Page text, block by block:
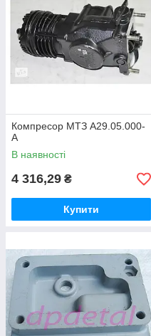
Компресор МТЗ А29.05.000-
А
В наявності
4 316,29 ₴
Купити